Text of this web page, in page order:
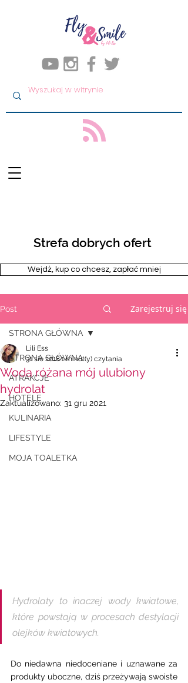
Strefa dobrych ofert
Wejdż, kup co chcesz, zapłać mniej
Post Zarejestruj się
STRONA GŁÓWNA
ATRAKCJE
HOTELE
KULINARIA
LIFESTYLE
MOJA TOALETKA
STRONA GŁÓWNA
Woda różana mój ulubiony
hydrolat
Lili Ess
31 sie 20181 minut(y) czytania
Zaktualizowano: 31 gru 2021
Hydrolaty to inaczej wody kwiatowe,
które powstają w procesach destylacji
olejków kwiatowych.
Do niedawna niedoceniane i uznawane za
produkty uboczne, dziś przeżywają swoiste